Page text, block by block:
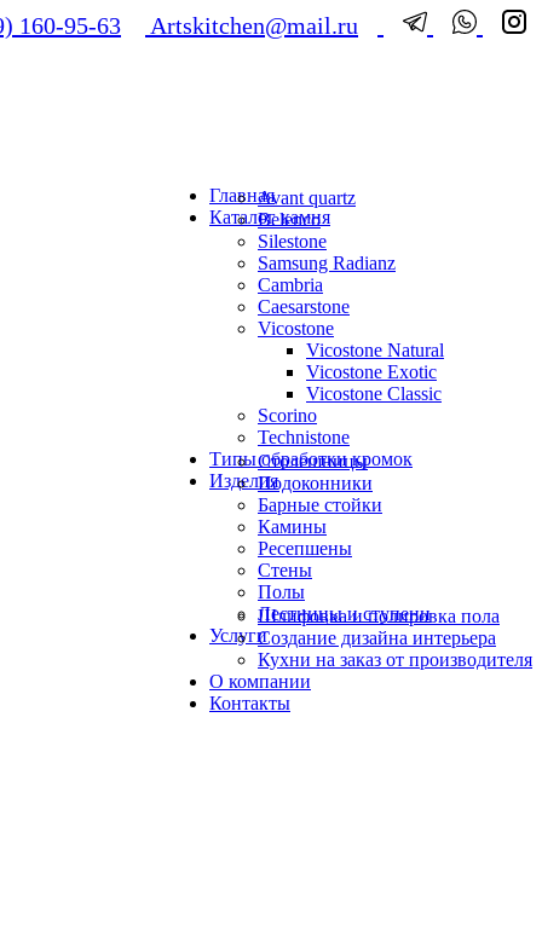
160-95-63 Artskitchen@mail.ru
Главная
Каталог камня
Avant quartz
Belenco
Silestone
Samsung Radianz
Сambria
Сaesarstone
Vicostone
Vicostone Natural
Vicostone Exotic
Vicostone Classic
Scorino
Technistone
Типы обработки кромок
Изделия
Столешницы
Подоконники
Барные стойки
Камины
Ресепшены
Стены
Полы
Лестницы и ступени
Услуги
Шлифовка и полировка пола
Создание дизайна интерьера
Кухни на заказ от производителя
О компании
Контакты